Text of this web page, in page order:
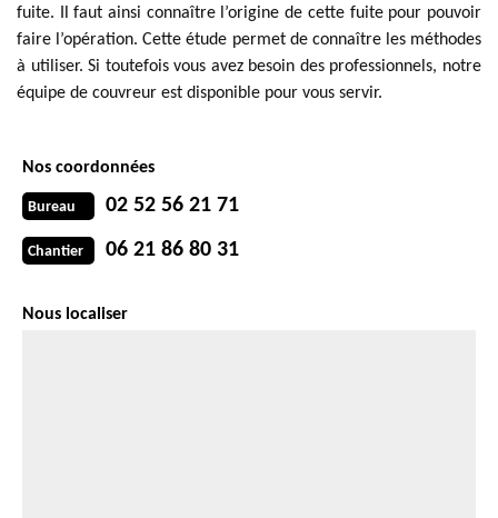
fuite. Il faut ainsi connaître l’origine de cette fuite pour pouvoir
faire l’opération. Cette étude permet de connaître les méthodes
à utiliser. Si toutefois vous avez besoin des professionnels, notre
équipe de couvreur est disponible pour vous servir.
Nos coordonnées
Bureau 02 52 56 21 71
Chantier 06 21 86 80 31
Nous localiser